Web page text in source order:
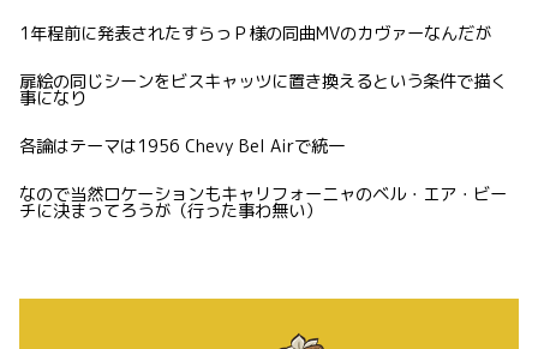
1年程前に発表されたすらっＰ様の同曲MVのカヴァーなんだが
扉絵の同じシーンをビスキャッツに置き換えるという条件で描く
事になり
各論はテーマは1956 Chevy Bel Airで統一
なので当然ロケーションもキャリフォーニャのベル・エア・ビー
チに決まってろうが（行った事わ無い）